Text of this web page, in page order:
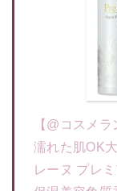
【@コスメ
濡れた肌OK
レーヌ プレ